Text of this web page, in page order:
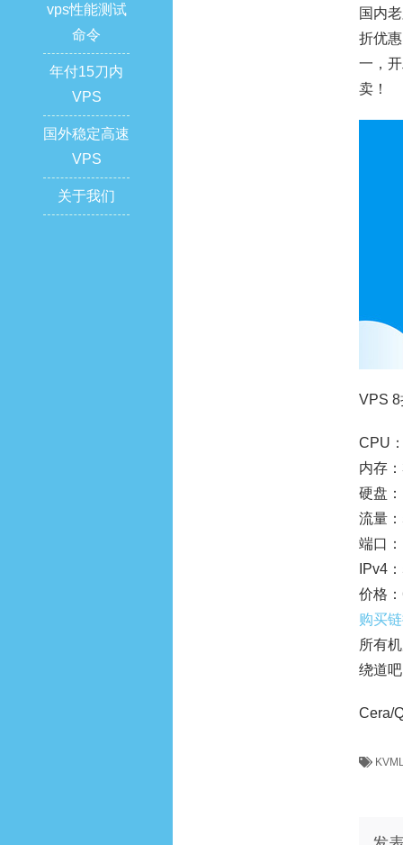
vps性能测试
命令
年付15刀内
VPS
国外稳定高速
VPS
关于我们
国内
折优
一，
卖！
VPS
CPU
内存
硬盘
流量
端口
IPv4
价格
购买
所有
绕道
Cera/